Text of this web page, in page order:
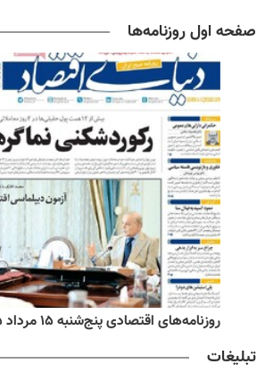
صفحه اول روزنامه‌ها
روزنامه‌های اقتصادی پنج‌شنبه ۱۵ مرداد ۱۴۰۵
تبلیغات